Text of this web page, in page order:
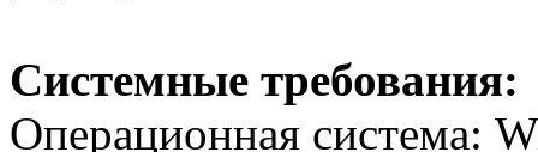
Системные требования:
Операционная система: